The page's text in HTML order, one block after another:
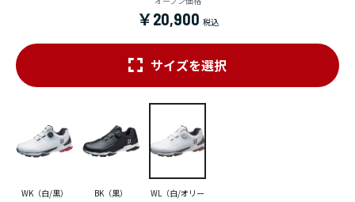
￥20,900
サイズを選択
WK（白/黒） BK（黒）
WL（白/オリー